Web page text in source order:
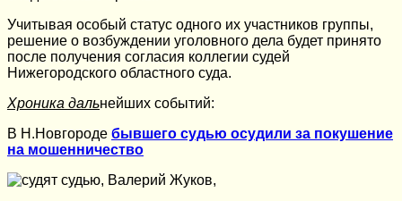
Учитывая особый статус одного их участников группы,
решение о возбуждении уголовного дела будет принято
после получения согласия коллегии судей
Нижегородского областного суда.
Хроника дальнейших событий:
В Н.Новгороде бывшего судью осудили за покушение
на мошенничество